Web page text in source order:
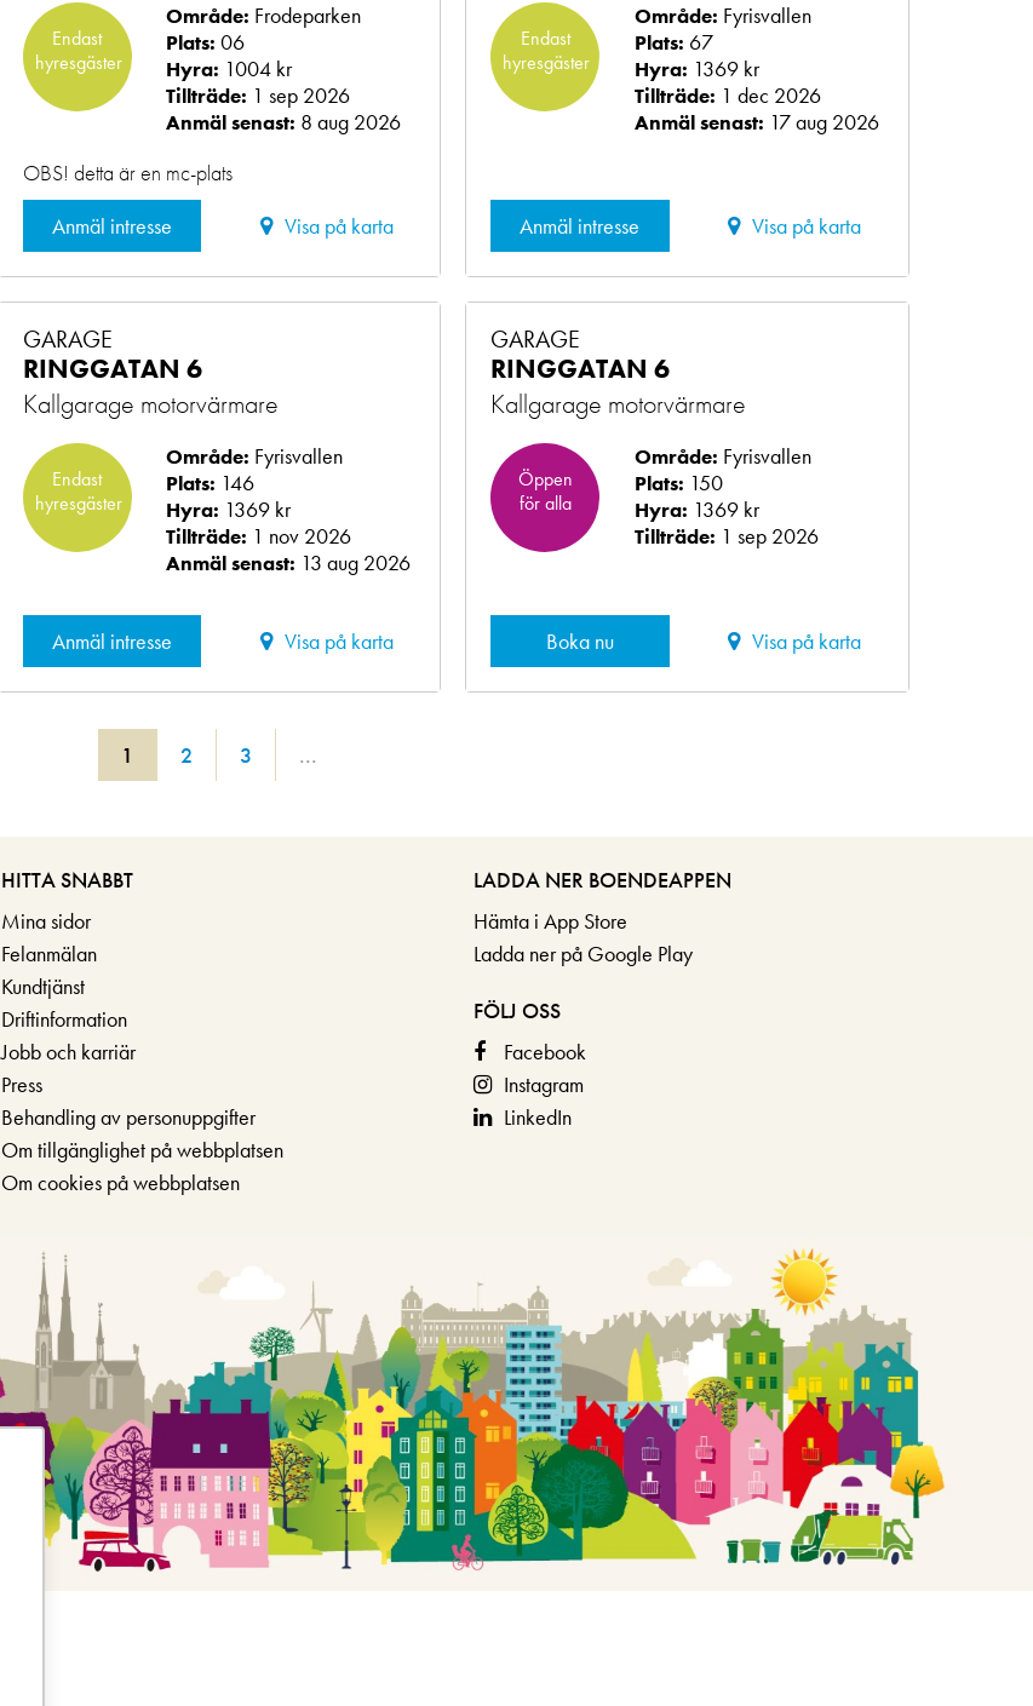
Endast
hyresgäster
Område: Frodeparken
Plats: 06
Hyra: 1004 kr
Tillträde: 1 sep 2026
Anmäl senast: 8 aug 2026
OBS! detta är en mc-plats
Anmäl intresse
Visa på karta
Endast
hyresgäster
Område: Fyrisvallen
Plats: 67
Hyra: 1369 kr
Tillträde: 1 dec 2026
Anmäl senast: 17 aug 2026
Anmäl intresse Visa på karta
GARAGE
RINGGATAN 6
Kallgarage motorvärmare
Endast
hyresgäster
Område: Fyrisvallen
Plats: 146
Hyra: 1369 kr
Tillträde: 1 nov 2026
Anmäl senast: 13 aug 2026
Anmäl intresse Visa på karta
GARAGE
RINGGATAN 6
Kallgarage motorvärmare
Öppen
för alla
Område: Fyrisvallen
Plats: 150
Hyra: 1369 kr
Tillträde: 1 sep 2026
Boka nu Visa på karta
1 2 3 ...
HITTA SNABBT
Mina sidor
Felanmälan
Kundtjänst
Driftinformation
Jobb och karriär
Press
Behandling av personuppgifter
Om tillgänglighet på webbplatsen
Om cookies på webbplatsen
LADDA NER BOENDEAPPEN
Hämta i App Store
Ladda ner på Google Play
FÖLJ OSS
Facebook
Instagram
LinkedIn